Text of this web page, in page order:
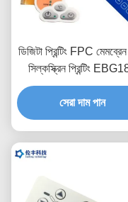
ডিজিটা প্রিন্টিং FPC
সিল্কস্ক্রিন প্রিন্টিং
ডিজিটাল কীপ্যাড সুইচ
সেরা দাম পান